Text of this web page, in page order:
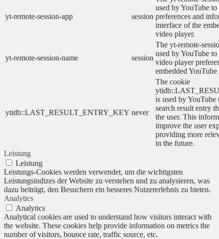
yt-remote-session-app session
used by YouTube to
preferences and
interface of the
video player.
yt-remote-session-name session
The yt-remote-
used by YouTube to
video player
embedded
ytidb::LAST_RESULT_ENTRY_KEY never
The cookie
is used by YouTube
search result entry
the user. This
improve the user
providing more
in the future.
Leistung
Leistung
Leistungs-Cookies werden verwendet, um die wichtigsten
Leistungsindizes der Website zu verstehen und zu analysieren, was
dazu beiträgt, den Besuchern ein besseres Nutzererlebnis zu bieten.
Analytics
Analytics
Analytical cookies are used to understand how visitors interact with
the website. These cookies help provide information on metrics the
number of visitors, bounce rate, traffic source, etc.